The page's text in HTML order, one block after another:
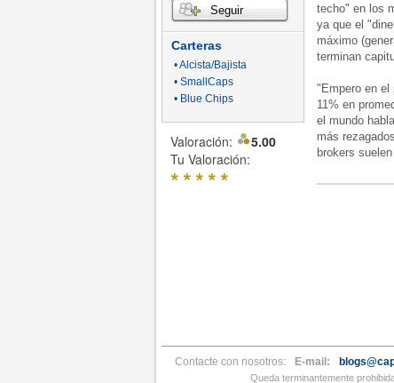
Seguir
Carteras
• Alcista/Bajista
• SmallCaps
• Blue Chips
Valoración:
5.00
Tu Valoración:
*****
techo" en los
ya que el
máximo
terminan
"Empero en el
11% en
el mundo
más
brokers
Contacte con nosotros: E-mail:
Queda terminantemente